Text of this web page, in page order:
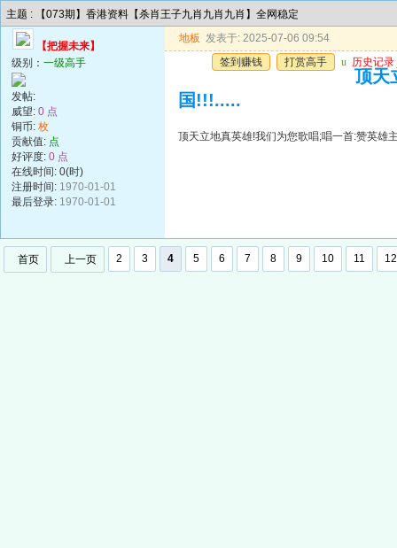
主题 : 【073期】香港资料【杀肖王子九肖九肖九肖】全网稳定
【把握未来】
级别： 一级高手
发帖:
威望: 0 点
铜币: 枚
贡献值: 点
好评度: 0 点
在线时间: 0(时)
注册时间: 1970-01-01
最后登录: 1970-01-01
地板 发表于: 2025-07-06 09:54
签到赚钱
打赏高手 u 历史记录
顶天
国!!!.....
顶天立地真英雄!我们为您歌唱;唱一首:赞英雄
首页 上一页 2 3 4 5 6 7 8 9 10 11 12